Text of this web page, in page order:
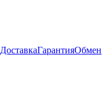
ДоставкаГарантияОбмен